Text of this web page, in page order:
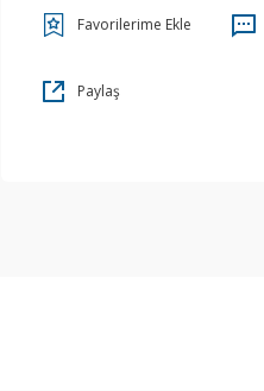
Paylaş